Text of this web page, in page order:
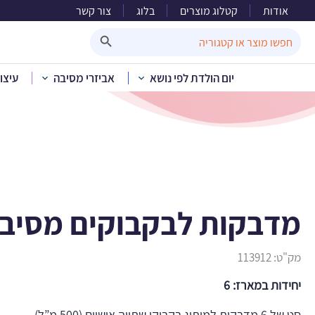
אודות קטלוג מוצרים בלוג צור קשר
for:
יום הולדת לפי נושא אביזרי מסיבה
בית»קטלוג מוצרים»
מדבקות לבקבוקים
מק"ט:113912
יחידות במארז: 6